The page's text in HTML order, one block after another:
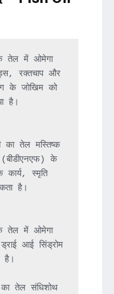
तेल में ओमेगा
रक्तचाप और
के जोखिम को
है।
का तेल मस्तिष्क
(बीडीएनएफ) के
कार्य, स्मृति
है।
तेल में ओमेगा
आई सिंड्रोम
है।
तेल संधिशोथ